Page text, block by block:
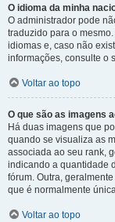
O idioma da minha
O administrador pode
traduzido para o
idiomas e, caso não
informações, consulte o
Voltar ao topo
O que são as imagens
Há duas imagens que
quando se visualiza as
associada ao seu rank,
indicando a quantidade
fórum. Outra,
que é normalmente
Voltar ao topo